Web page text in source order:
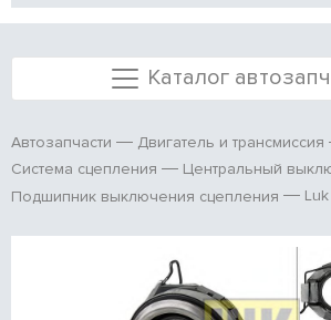
Каталог
Автозапчасти
Двигатель и трансмиссия
Система сцепления
Центральный
Подшипник выключения сцепления